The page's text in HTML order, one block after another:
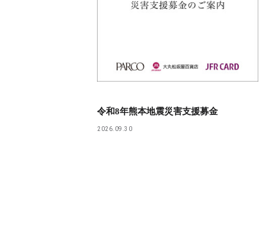
令和8年熊本地震災害支援募金
2026.09.30